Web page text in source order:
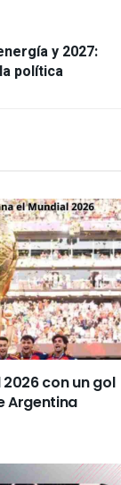
y 2027:
política
con un gol
Argentina